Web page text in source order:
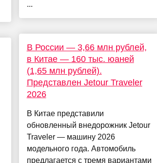
...
В России — 3,66 млн рублей,
в Китае — 160 тыс. юаней
(1,65 млн рублей).
Представлен Jetour Traveler
2026
В Китае представили
обновленный внедорожник Jetour
Traveler — машину 2026
модельного года. Автомобиль
предлагается с тремя вариантами